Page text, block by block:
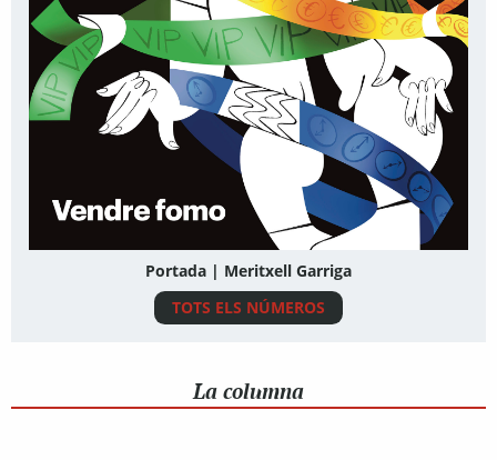
Portada | Meritxell Garriga
TOTS ELS NÚMEROS
La columna